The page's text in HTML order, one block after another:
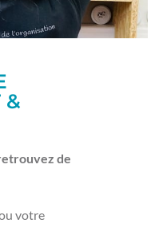
&
de
votre